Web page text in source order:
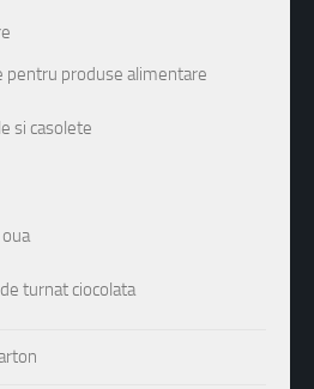
pentru produse alimentare
si casolete
turnat ciocolata